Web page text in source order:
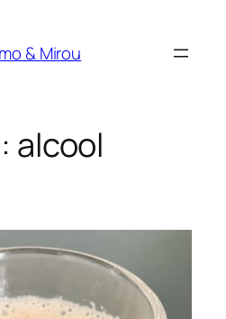
& Mirou
alcool